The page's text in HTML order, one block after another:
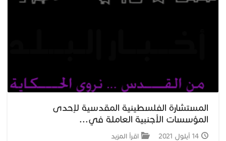
المستشارة الفلسطينية المقدسية لإحدى
المؤسسات الأجنبية العاملة في...
14 أيلول 2021 اقرأ المزيد